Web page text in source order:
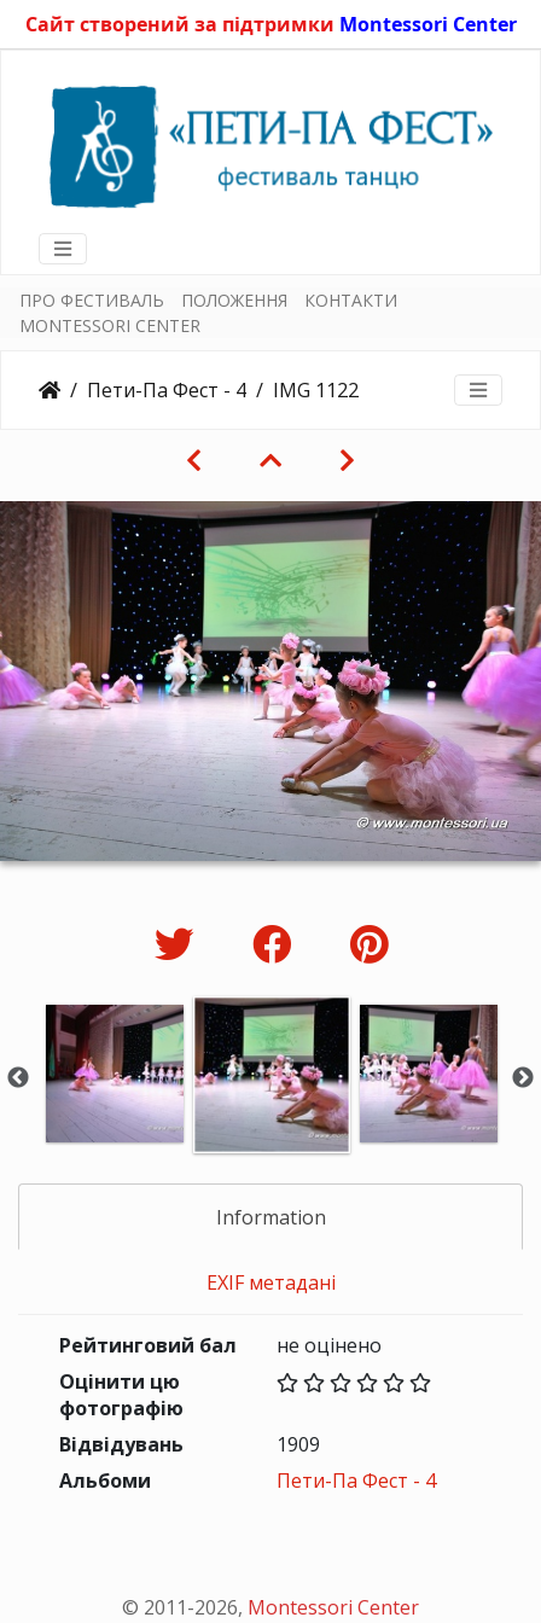
Сайт створений за підтримки Montessori Center
ПРО ФЕСТИВАЛЬ ПОЛОЖЕННЯ
КОНТАКТИ
MONTESSORI CENTER
Пети-Па Фест - 4 IMG 1122
Information
EXIF метадані
Рейтинговий бал
не оцінено
Оцінити цю
фотографію
Відвідувань
1909
Альбоми
Пети-Па Фест - 4
© 2011-2026, Montessori Center